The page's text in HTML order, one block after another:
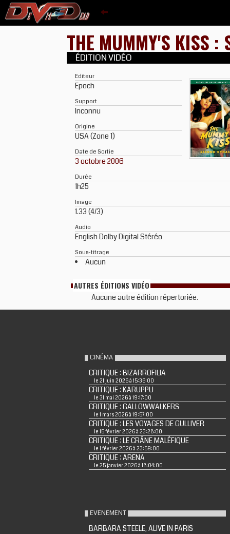
THE MUMMY'S KISS :
ÉDITION VIDÉO
Editeur
Epoch
Support
Inconnu
Origine
USA (Zone 1)
Date de Sortie
3 octobre 2006
Durée
1h25
Image
1.33 (4/3)
Audio
English Dolby Digital Stéréo
Sous-titrage
Aucun
AUTRES ÉDITIONS VIDÉO
Aucune autre édition répertoriée.
CINÉMA
CRITIQUE : BIZARROFILIA
le 21 juin 2026 à 15:36:00
CRITIQUE : KARUPPU
le 31 mai 2026 à 19:17:00
CRITIQUE : GALLOWWALKERS
le 1 mars 2026 à 19:57:00
CRITIQUE : LES VOYAGES DE GULLIVER
le 15 février 2026 à 23:28:00
CRITIQUE : LE CRÂNE MALÉFIQUE
le 1 février 2026 à 23:59:00
CRITIQUE : ARENA
le 25 janvier 2026 à 18:04:00
EVENEMENT
BARBARA STEELE, ALIVE IN PARIS